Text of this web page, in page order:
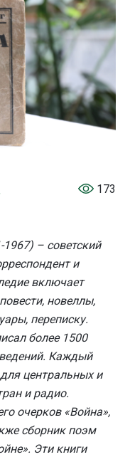
173
– советский
и
включает
новеллы,
переписку.
более 1500
Каждый
центральных и
и радио.
очерков «Война»,
сборник поэм
Эти книги